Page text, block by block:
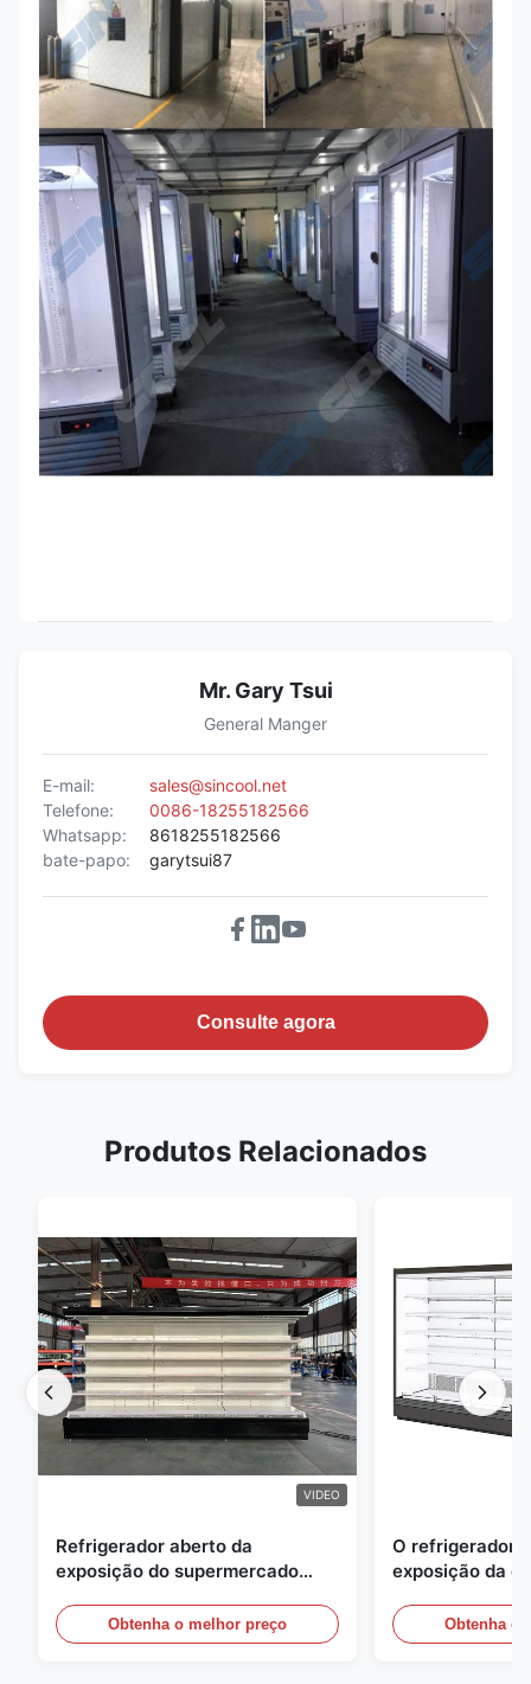
Mr. Gary Tsui
General Manger
E-mail:
sales@sincool.net
Telefone:
0086-18255182566
Whatsapp:
8618255182566
bate-papo:
garytsui87
Consulte agora
Produtos Relacionados
VIDEO
Refrigerador aberto da
exposição do supermercado
iluminação do diodo emissor de
luz
Obtenha o melhor preço
O refrigerador
exposição da
vitrinasObtenha o